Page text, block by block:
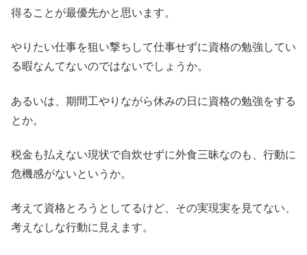
得ることが最優先かと思います。
やりたい仕事を狙い撃ちして仕事せずに資格の勉強してい
る暇なんてないのではないでしょうか。
あるいは、期間工やりながら休みの日に資格の勉強をする
とか。
税金も払えない現状で自炊せずに外食三昧なのも、行動に
危機感がないというか。
考えて資格とろうとしてるけど、その実現実を見てない、
考えなしな行動に見えます。